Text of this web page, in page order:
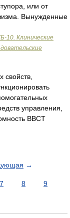
или от
Вынужденные
10. Клинические
управления,
ВВСТ
→
7 8
9